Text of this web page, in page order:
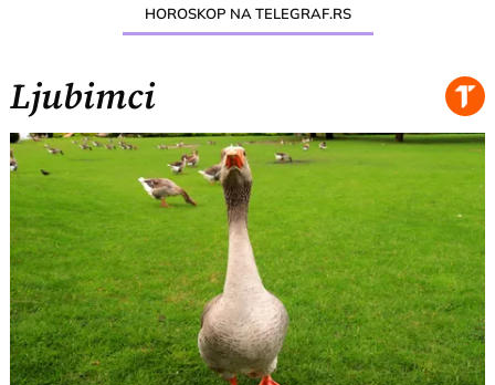
HOROSKOP NA TELEGRAF.RS
Ljubimci